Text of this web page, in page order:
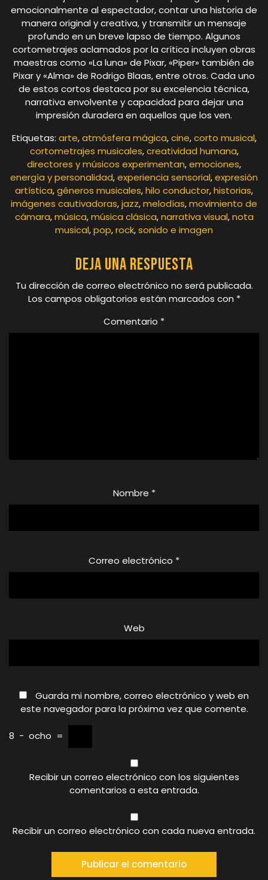
emocionalmente al espectador, contar una historia de
manera original y creativa, y transmitir un mensaje
profundo en un breve lapso de tiempo. Algunos
cortometrajes aclamados por la crítica incluyen obras
maestras como «La luna» de Pixar, «Piper» también de
Pixar y «Alma» de Rodrigo Blaas, entre otros. Cada uno
de estos cortos destaca por su excelencia técnica,
narrativa envolvente y capacidad para dejar una
impresión duradera en aquellos que los ven.
Etiquetas: arte,atmósfera mágica,cine,corto musical,
cortometrajes musicales,creatividad humana,
directores y músicos experimentan,emociones,
energía y personalidad,experiencia sensorial,expresión
artística,géneros musicales,hilo conductor,historias,
imágenes cautivadoras,jazz,melodías,movimiento de
cámara,música,música clásica,narrativa visual,nota
musical,pop,rock,sonido e imagen
Deja una respuesta
Tu dirección de correo electrónico no será publicada.
Los campos obligatorios están marcados con *
Comentario *
Nombre *
Correo electrónico *
Web
Guarda mi nombre, correo electrónico y web en
este navegador para la próxima vez que comente.
8 − ocho =
Recibir un correo electrónico con los siguientes
comentarios a esta entrada.
Recibir un correo electrónico con cada nueva entrada.